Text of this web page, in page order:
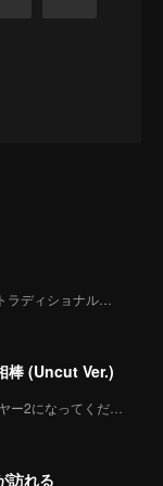
ロマンス · トラディショナル・コスチューム
棒 (Uncut Ver.)
私のプレイヤー2になってください
訪れる